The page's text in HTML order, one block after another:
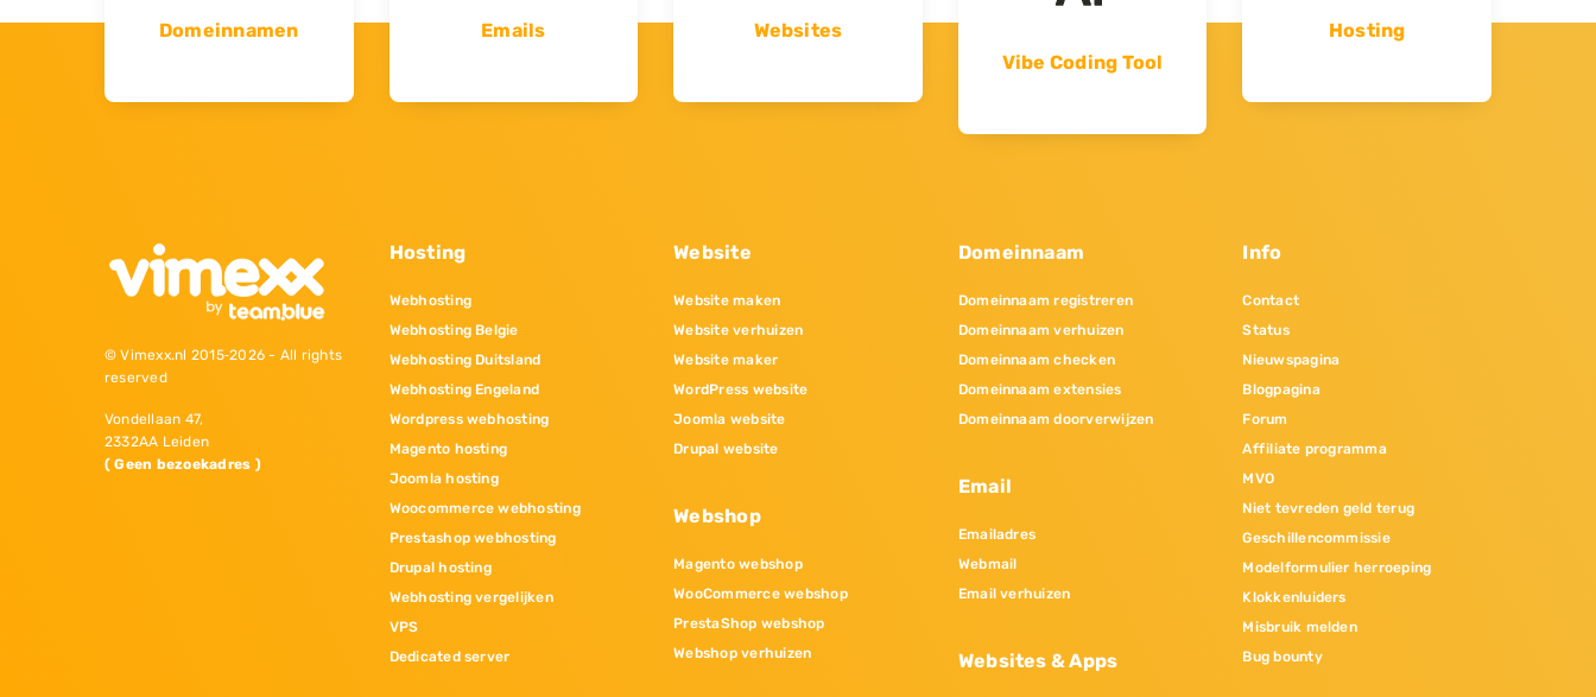
Domeinnamen Emails
Websites
Vibe Coding Tool
Hosting
© Vimexx.nl 2015‐2026 - All rights
reserved
Vondellaan 47,
2332AA Leiden
( Geen bezoekadres )
Hosting
Webhosting
Webhosting Belgie
Webhosting Duitsland
Webhosting Engeland
Wordpress webhosting
Magento hosting
Joomla hosting
Woocommerce webhosting
Prestashop webhosting
Drupal hosting
Webhosting vergelijken
VPS
Dedicated server
Website
Website maken
Website verhuizen
Website maker
WordPress website
Joomla website
Drupal website
Webshop
Magento webshop
WooCommerce webshop
PrestaShop webshop
Webshop verhuizen
Domeinnaam
Domeinnaam registreren
Domeinnaam verhuizen
Domeinnaam checken
Domeinnaam extensies
Domeinnaam doorverwijzen
Email
Emailadres
Webmail
Email verhuizen
Websites & Apps
Info
Contact
Status
Nieuwspagina
Blogpagina
Forum
Affiliate programma
MVO
Niet tevreden geld terug
Geschillencommissie
Modelformulier herroeping
Klokkenluiders
Misbruik melden
Bug bounty